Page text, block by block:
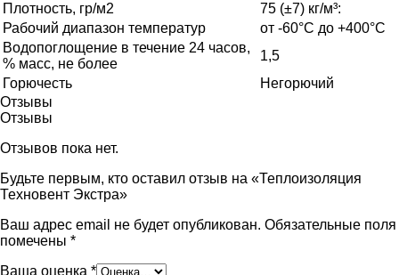
Плотность, гр/м2
75 (±7) кг/м³:
Рабочий диапазон температур
от -60°C до +400°C
Водопоглощение в течение 24 часов,
% масс, не более
1,5
Горючесть
Негорючий
Отзывы
Отзывы
Отзывов пока нет.
Будьте первым, кто оставил отзыв на «Теплоизоляция
Техновент Экстра»
Ваш адрес email не будет опубликован. Обязательные поля
помечены *
Ваша оценка *